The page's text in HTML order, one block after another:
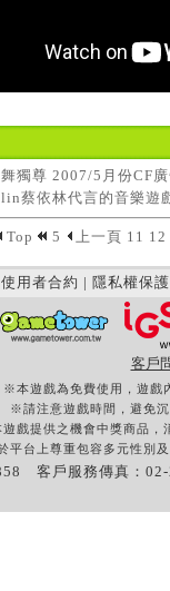
獨尊 2007/5月份CF
蔡依林代言的音樂遊
Top 5 上一頁 11 12
使用者合約 | 隱私權保護
客戶
※本遊戲為免費使用，遊戲
※請注意遊戲時間，避免
戲提供之機會中獎商品，
平台上尊重包容多元性別
客戶服務傳真：